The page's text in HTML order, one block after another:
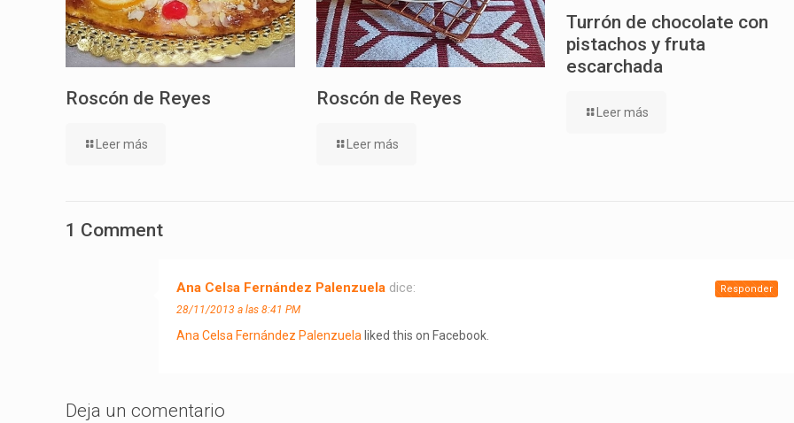
Roscón de Reyes
Leer más
Roscón de Reyes
Leer más
Turrón de chocolate con
pistachos y fruta
escarchada
Leer más
1 Comment
Ana Celsa Fernández Palenzuela dice:
28/11/2013 a las 8:41 PM
Ana Celsa Fernández Palenzuela liked this on Facebook.
Responder
Deja un comentario